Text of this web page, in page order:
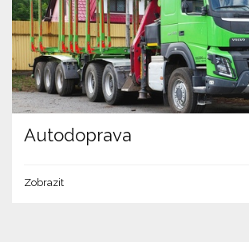
Autodoprava
Zobrazit